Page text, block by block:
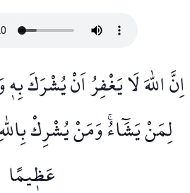
اِنَّ اللّٰهَ لَا يَغْفِرُ اَنْ يُشْرَكَ
لِمَنْ يَشَٓاءُۚ وَمَنْ يُشْرِكْ
عَظ۪يمًا